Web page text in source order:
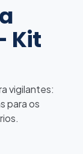
Kit
vigilantes:
para os